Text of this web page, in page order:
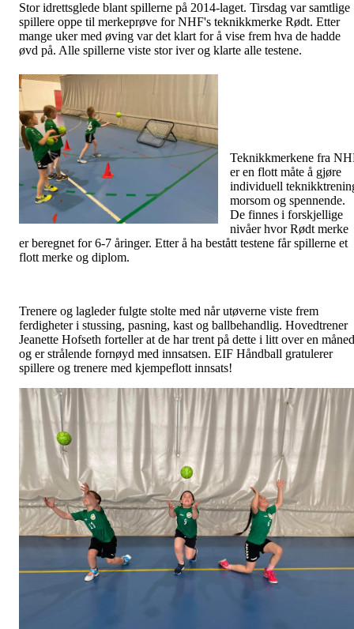
Stor idrettsglede blant spillerne på 2014-laget. Tirsdag var samtlige
spillere oppe til merkeprøve for NHF's teknikkmerke Rødt. Etter
mange uker med øving var det klart for å vise frem hva de hadde
øvd på. Alle spillerne viste stor iver og klarte alle testene.
Teknikkmerkene fra
er en flott måte å gjøre
individuell
morsom og spennende.
De finnes i forskjellige
nivåer hvor Rødt merke
er beregnet for 6-7 åringer. Etter å ha bestått testene får spillerne et
flott merke og diplom.
Trenere og lagleder fulgte stolte med når utøverne viste frem
ferdigheter i stussing, pasning, kast og ballbehandlig. Hovedtrener
Jeanette Hofseth forteller at de har trent på dette i litt over en måned
og er strålende fornøyd med innsatsen. EIF Håndball gratulerer
spillere og trenere med kjempeflott innsats!